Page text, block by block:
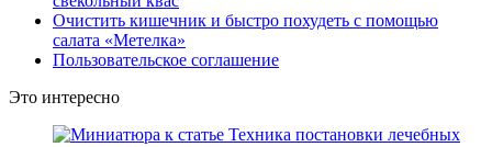
Очистить кишечник и быстро похудеть с помощью
салата «Метелка»
Пользовательское соглашение
Это интересно